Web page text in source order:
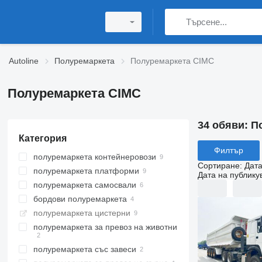
Autoline Полуремаркета Полуремаркета CIMC
Полуремаркета CIMC
Категория
полуремаркета контейнеровози
полуремаркета платформи
полуремаркета самосвали
бордови полуремаркета
полуремаркета цистерни
полуремаркета за превоз на животни
полуремаркета със завеси
34 обяви:
Филтър
Сортиране:
Дата на